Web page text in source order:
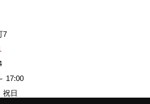
7
17:00
祝日